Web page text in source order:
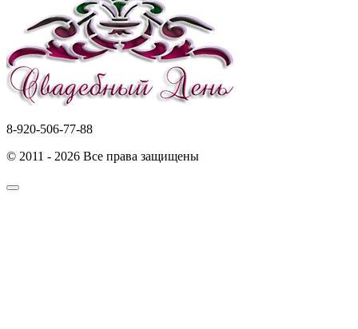
8-920-506-77-88
© 2011 - 2026 Все права защищены